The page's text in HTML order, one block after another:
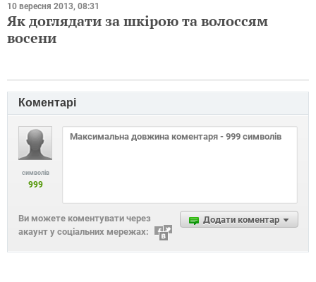
10 вересня 2013, 08:31
Як доглядати за шкірою та волоссям
восени
Коментарі
символів
999
Додати коментар
Ви можете коментувати через
акаунт у соціальних мережах: